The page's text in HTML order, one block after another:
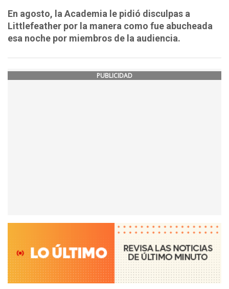
En agosto, la Academia le pidió disculpas a
Littlefeather por la manera como fue abucheada
esa noche por miembros de la audiencia.
PUBLICIDAD